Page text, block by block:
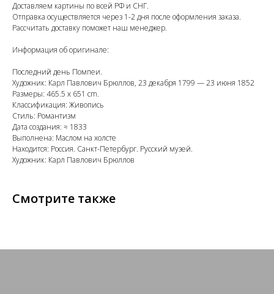
Доставляем картины по всей РФ и СНГ.
Отправка осуществляется через 1-2 дня после оформления заказа.
Рассчитать доставку поможет наш менеджер.
Информация об оригинале:
Последний день Помпеи.
Художник: Карл Павлович Брюллов, 23 декабря 1799 — 23 июня 1852
Размеры: 465.5 x 651 cm.
Классификация: Живопись
Стиль: Романтизм
Дата создания: ≈ 1833
Выполнена: Маслом на холсте
Находится: Россия. Санкт-Петербург. Русский музей.
Художник: Карл Павлович Брюллов
Смотрите также